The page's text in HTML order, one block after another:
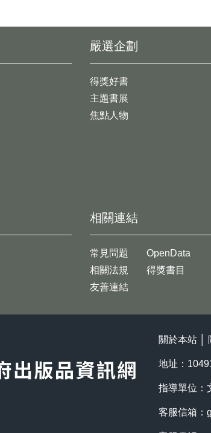
嚴選企劃
得獎好書
主題書展
焦點人物
相關連結
常見問題
相關法規
友善連結
OpenData
得獎書目
關於本站
地址：
指導單位：
客服信箱：